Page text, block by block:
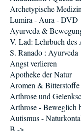
Archetypische Medizin
Lumira - Aura - DVD
Ayurveda &
V. Lad: Lehrbuch des
S. Ranado : Ayurveda
Angst verlieren
Apotheke der Natur
Aromen & Bitterstoffe
Arthrose und
Arthrose - Beweglich
Autismus -
B ->